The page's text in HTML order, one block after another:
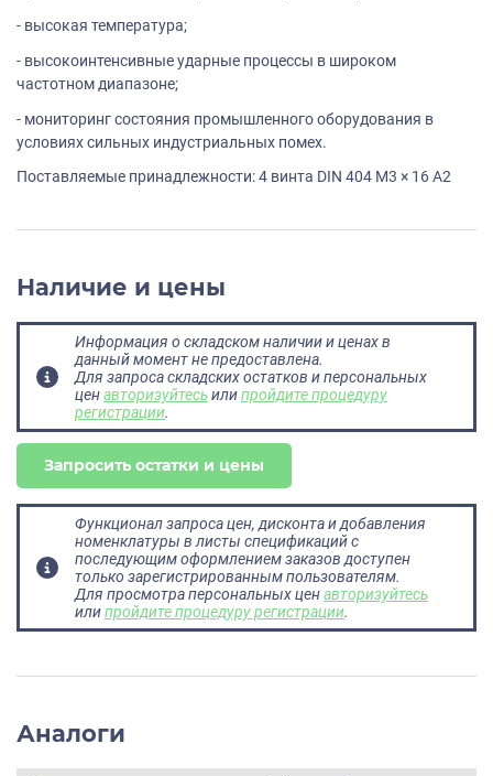
- высокая температура;
- высокоинтенсивные ударные процессы в широком
частотном диапазоне;
- мониторинг состояния промышленного оборудования в
условиях сильных индустриальных помех.
Поставляемые принадлежности: 4 винта DIN 404 M3 × 16 A2
Наличие и цены
Информация о складском наличии и ценах в
данный момент не предоставлена.
Для запроса складских остатков и персональных
ценавторизуйтесьилипройдите процедуру
регистрации.
Запросить остатки и цены
Функционал запроса цен, дисконта и добавления
номенклатуры в листы спецификаций с
последующим оформлением заказов доступен
только зарегистрированным пользователям.
Для просмотра персональных ценавторизуйтесь
илипройдите процедуру регистрации.
Аналоги